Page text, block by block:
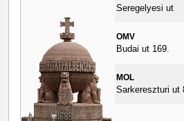
Seregelyesi ut
OMV
Budai ut 169.
MOL
Sarkereszturi ut